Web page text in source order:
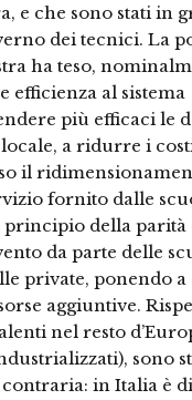
e che sono stati in
dei tecnici. La
ha teso,
efficienza al sistema
più efficaci le
a ridurre i
il
fornito dalle
principio della parità
da parte delle
private, ponendo a
aggiuntive.
nel resto
sono
contraria: in Italia è